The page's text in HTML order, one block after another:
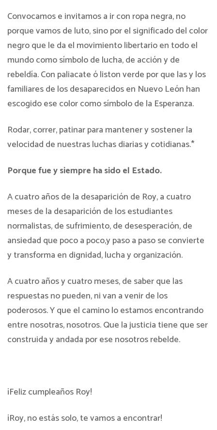
Convocamos e invitamos a ir con ropa negra, no
porque vamos de luto, sino por el significado del color
negro que le da el movimiento libertario en todo el
mundo como símbolo de lucha, de acción y de
rebeldía. Con paliacate ó liston verde por que las y los
familiares de los desaparecidos en Nuevo León han
escogido ese color como símbolo de la Esperanza.
Rodar, correr, patinar para mantener y sostener la
velocidad de nuestras luchas diarias y cotidianas.*
Porque fue y siempre ha sido el Estado.
A cuatro años de la desaparición de Roy, a cuatro
meses de la desaparición de los estudiantes
normalistas, de sufrimiento, de desesperación, de
ansiedad que poco a poco,y paso a paso se convierte
y transforma en dignidad, lucha y organización.
A cuatro años y cuatro meses, de saber que las
respuestas no pueden, ni van a venir de los
poderosos. Y que el camino lo estamos encontrando
entre nosotras, nosotros. Que la justicia tiene que ser
construida y andada por ese nosotros rebelde.
¡Feliz cumpleaños Roy!
¡Roy, no estás solo, te vamos a encontrar!